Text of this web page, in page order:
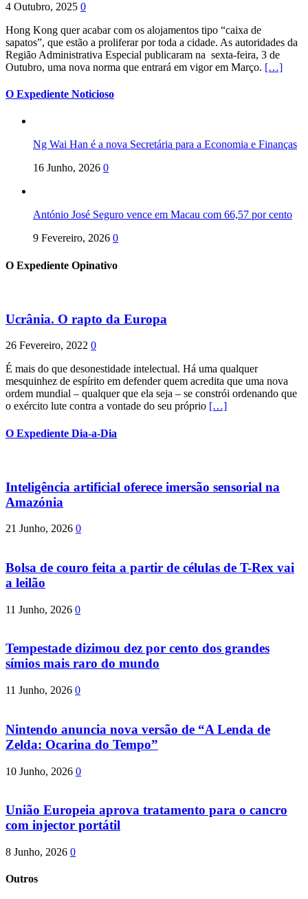
4 Outubro, 2025 0
Hong Kong quer acabar com os alojamentos tipo “caixa de
sapatos”, que estão a proliferar por toda a cidade. As autoridades da
Região Administrativa Especial publicaram na sexta-feira, 3 de
Outubro, uma nova norma que entrará em vigor em Março. […]
O Expediente Noticioso
Ng Wai Han é a nova Secretária para a Economia e Finanças
16 Junho, 2026 0
António José Seguro vence em Macau com 66,57 por cento
9 Fevereiro, 2026 0
O Expediente Opinativo
Ucrânia. O rapto da Europa
26 Fevereiro, 2022 0
É mais do que desonestidade intelectual. Há uma qualquer
mesquinhez de espírito em defender quem acredita que uma nova
ordem mundial – qualquer que ela seja – se constrói ordenando que
o exército lute contra a vontade do seu próprio […]
O Expediente Dia-a-Dia
Inteligência artificial oferece imersão sensorial na
Amazónia
21 Junho, 2026 0
Bolsa de couro feita a partir de células de T-Rex vai
a leilão
11 Junho, 2026 0
Tempestade dizimou dez por cento dos grandes
símios mais raro do mundo
11 Junho, 2026 0
Nintendo anuncia nova versão de “A Lenda de
Zelda: Ocarina do Tempo”
10 Junho, 2026 0
União Europeia aprova tratamento para o cancro
com injector portátil
8 Junho, 2026 0
Outros